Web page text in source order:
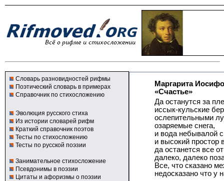
Словарь разновидностей рифмы
Поэтический словарь в примерах
Справочник по стихосложению
Эволюция русского стиха
Из истории словарей рифм
Краткий справочник поэтов
Тесты по стихосложению
Тесты по русской поэзии
Занимательное стихосложение
Псевдонимы в поэзии
Цитаты и афоризмы о поэзии
Маргарита
«Счастье»
Да останутся за
иссык-кульские
ослепительными
озаряемые снега,
и вода небывалой
и высокий простор
да останется все
далеко, далеко
Все, что сказано
недосказано что у